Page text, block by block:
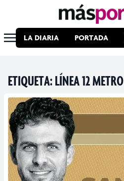
LA DIARIA PORTADA
ETIQUETA:LÍNEA 12 METRO